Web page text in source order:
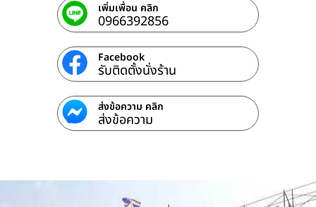
เพิ่มเพื่อน คลิก
0966392856
Facebook
รับติดตั้งนั่งร้าน
ส่งข้อความ คลิก
ส่งข้อความ